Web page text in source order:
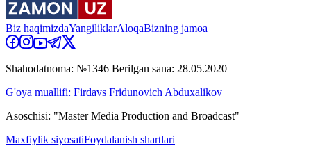
Biz haqimizdaYangiliklarAloqaBizning jamoa
Shahodatnoma: №1346 Berilgan sana: 28.05.2020
G'oya muallifi: Firdavs Fridunovich Abduxalikov
Asoschisi: "Master Media Production and Broadcast"
Maxfiylik siyosatiFoydalanish shartlari